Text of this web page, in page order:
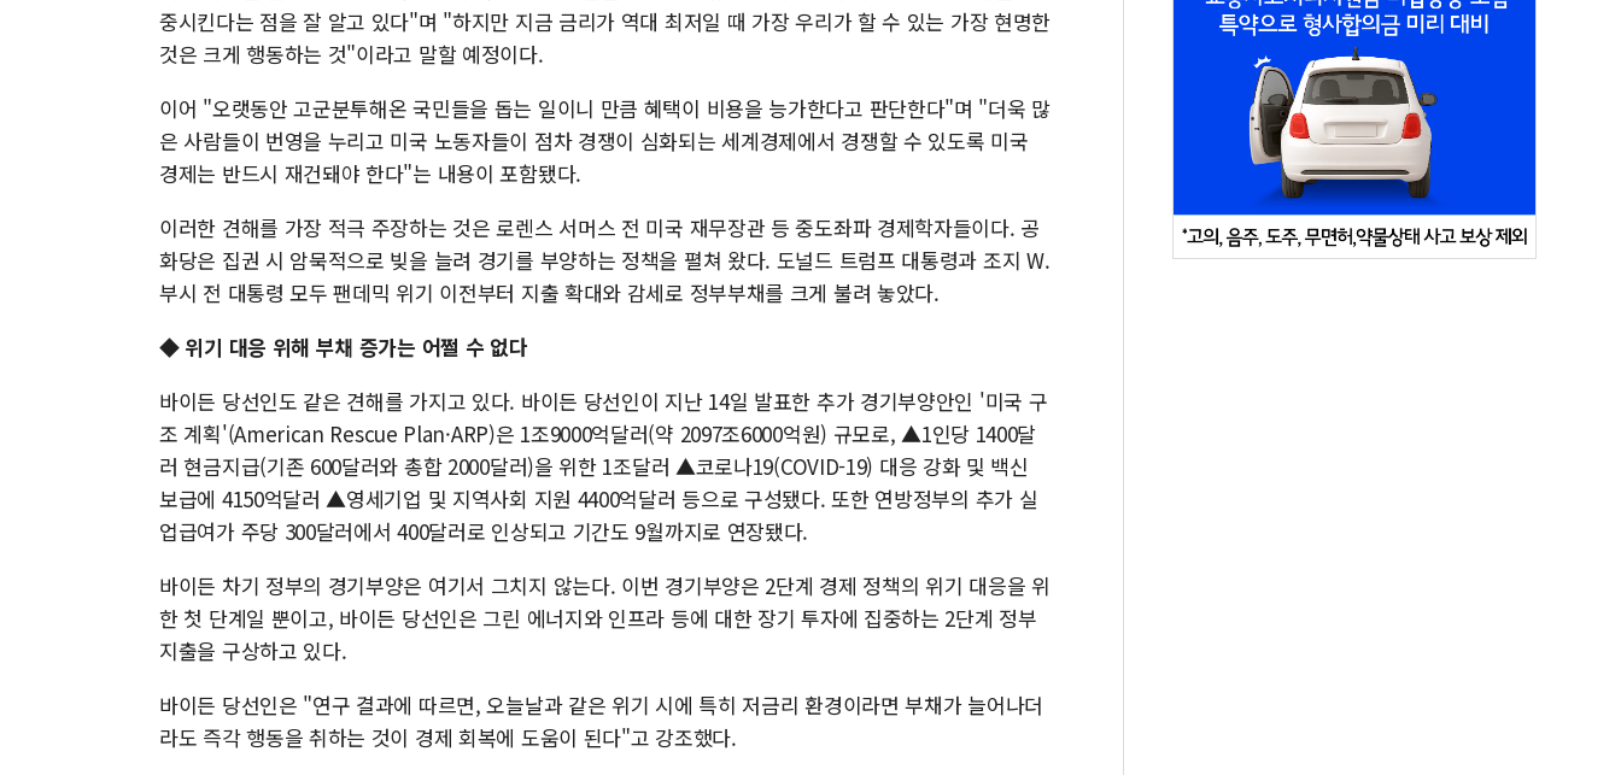
중시킨다는 점을 잘 알고 있다"며 "하지만 지금 금리가 역대 최저일 때 가장 우리가 할 수 있는 가장 현명한
것은 크게 행동하는 것"이라고 말할 예정이다.
이어 "오랫동안 고군분투해온 국민들을 돕는 일이니 만큼 혜택이 비용을 능가한다고 판단한다"며 "더욱 많
은 사람들이 번영을 누리고 미국 노동자들이 점차 경쟁이 심화되는 세계경제에서 경쟁할 수 있도록 미국
경제는 반드시 재건돼야 한다"는 내용이 포함됐다.
이러한 견해를 가장 적극 주장하는 것은 로렌스 서머스 전 미국 재무장관 등 중도좌파 경제학자들이다. 공
화당은 집권 시 암묵적으로 빚을 늘려 경기를 부양하는 정책을 펼쳐 왔다. 도널드 트럼프 대통령과 조지 W.
부시 전 대통령 모두 팬데믹 위기 이전부터 지출 확대와 감세로 정부부채를 크게 불려 놓았다.
◆ 위기 대응 위해 부채 증가는 어쩔 수 없다
바이든 당선인도 같은 견해를 가지고 있다. 바이든 당선인이 지난 14일 발표한 추가 경기부양안인 '미국 구
조 계획'(American Rescue Plan·ARP)은 1조9000억달러(약 2097조6000억원) 규모로, ▲1인당 1400달
러 현금지급(기존 600달러와 총합 2000달러)을 위한 1조달러 ▲코로나19(COVID-19) 대응 강화 및 백신
보급에 4150억달러 ▲영세기업 및 지역사회 지원 4400억달러 등으로 구성됐다. 또한 연방정부의 추가 실
업급여가 주당 300달러에서 400달러로 인상되고 기간도 9월까지로 연장됐다.
바이든 차기 정부의 경기부양은 여기서 그치지 않는다. 이번 경기부양은 2단계 경제 정책의 위기 대응을 위
한 첫 단계일 뿐이고, 바이든 당선인은 그린 에너지와 인프라 등에 대한 장기 투자에 집중하는 2단계 정부
지출을 구상하고 있다.
바이든 당선인은 "연구 결과에 따르면, 오늘날과 같은 위기 시에 특히 저금리 환경이라면 부채가 늘어나더
라도 즉각 행동을 취하는 것이 경제 회복에 도움이 된다"고 강조했다.